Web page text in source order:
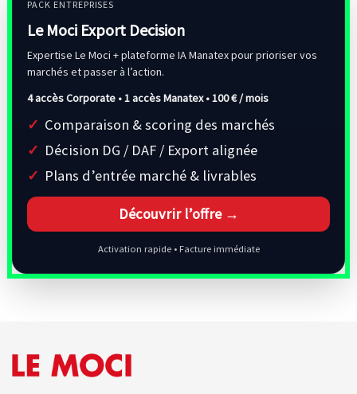
PACK ENTREPRISES
Le Moci Export Decision
Expertise Le Moci + plateforme IA Manatex pour prioriser vos
marchés et passer à l’action.
4 accès Corporate • 1 accès Manatex •100 € / mois
Comparaison & scoring des marchés
Décision DG / DAF / Export alignée
Plans d’entrée marché & livrables
Découvrir l’offre →
Activation rapide • Facture immédiate